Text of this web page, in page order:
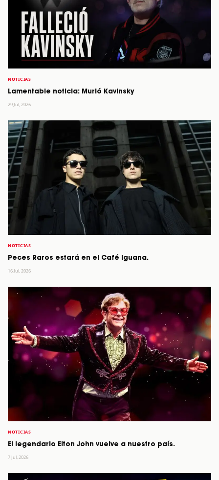
NOTICIAS
Lamentable noticia: Murió Kavinsky
29 Jul, 2026
NOTICIAS
Peces Raros estará en el Café Iguana.
16 Jul, 2026
NOTICIAS
El legendario Elton John vuelve a nuestro país.
7 Jul, 2026